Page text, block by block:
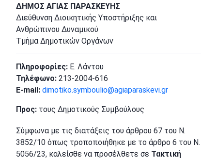
ΔΗΜΟΣ ΑΓΙΑΣ ΠΑΡΑΣΚΕΥΗΣ
Διεύθυνση Διοικητικής Υποστήριξης και
Ανθρώπινου Δυναμικού
Τμήμα Δημοτικών Οργάνων
Πληροφορίες: Ε. Λάντου
Τηλέφωνο: 213-2004-616
E-mail: dimotiko.symboulio@agiaparaskevi.gr
Προς: τους Δημοτικούς Συμβούλους
Σύμφωνα με τις διατάξεις του άρθρου 67 του Ν.
3852/10 όπως τροποποιήθηκε με το άρθρο 6 του Ν.
5056/23, καλείσθε να προσέλθετε σε Τακτική